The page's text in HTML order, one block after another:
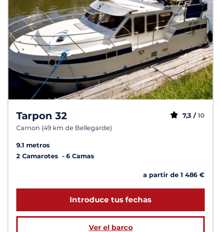
Tarpon 32
Carnon (49 km de Bellegarde)
7,3 / 10
9.1 metros
2 Camarotes
6 Camas
a partir de 1 486 €
Introduce tus fechas
Ver el barco